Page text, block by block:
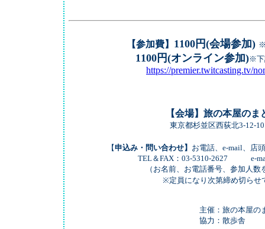
【参加費】 1100円(会場参加)
1100円(オンライン参加)※下
https://premier.twitcasting.tv/
【会場】旅の本屋のま
東京都杉並区西荻北3-12-
【申込み・問い合わせ】 お電話、e-mail、店
TEL＆FAX：03-5310-2627 e-mail ：
（お名前、お電話番号、参加人数を明
※定員になり次第締め切らせていた
主催：旅の本屋のま
協力：散歩舎